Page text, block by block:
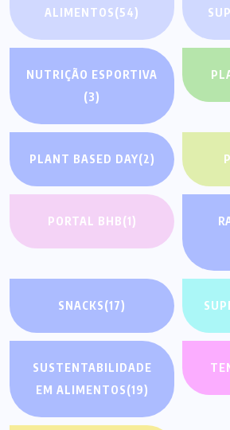
ALIMENTOS(54)
NUTRIÇÃO ESPORTIVA
(3)
PLANT BASED DAY(2)
PORTAL BHB(1)
SNACKS(17)
SUSTENTABILIDADE
EM ALIMENTOS(19)